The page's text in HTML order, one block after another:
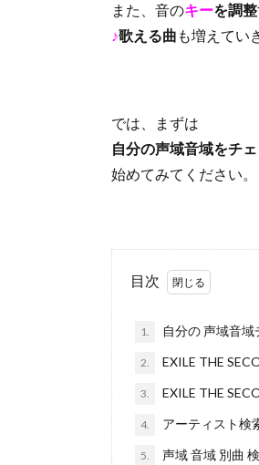
また、音のキーを調整
♪歌える曲 も増えてい
では、まずは
自分の声域音域をチ
始めてみてください。
目次
1. 自分の 声域音域
2. EXILE THE
3. EXILE THE
4. アーティスト検
5. 声域 音域 別曲